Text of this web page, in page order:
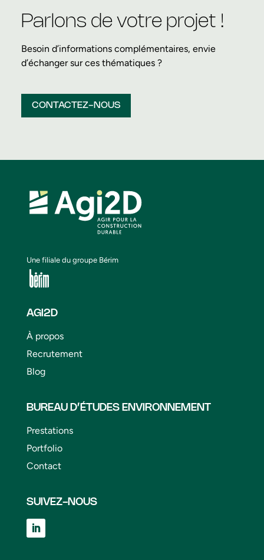
Parlons de votre projet !
Besoin d’informations complémentaires, envie
d’échanger sur ces thématiques ?
CONTACTEZ-NOUS
Une filiale du groupe Bérim
AGI2D
À propos
Recrutement
Blog
BUREAU D’ÉTUDES ENVIRONNEMENT
Prestations
Portfolio
Contact
SUIVEZ-NOUS